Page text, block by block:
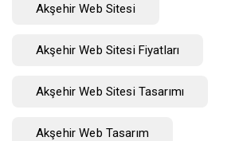
Akşehir Web Sitesi
Akşehir Web Sitesi Fiyatları
Akşehir Web Sitesi Tasarımı
Akşehir Web Tasarım